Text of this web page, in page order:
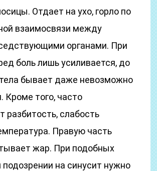
Отдает на ухо, горло по
взаимосвязи между
органами. При
боль лишь усиливается, до
бывает даже невозможно
Кроме того, часто
разбитость, слабость
Правую часть
жар. При подобных
на синусит нужно